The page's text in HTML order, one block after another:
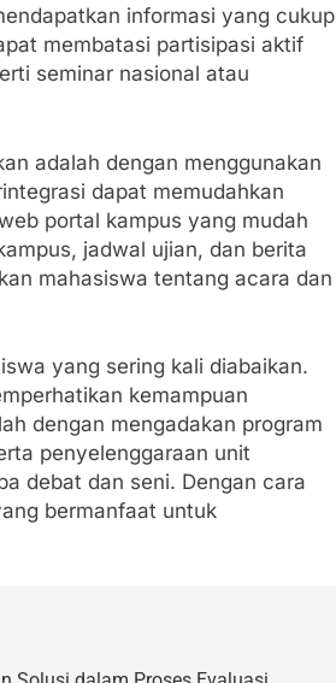
informasi yang cukup
membatasi partisipasi aktif
seminar nasional atau
adalah dengan menggunakan
dapat memudahkan
portal kampus yang mudah
jadwal ujian, dan berita
mahasiswa tentang acara dan
yang sering kali diabaikan.
kemampuan
dengan mengadakan program
penyelenggaraan unit
debat dan seni. Dengan cara
bermanfaat untuk